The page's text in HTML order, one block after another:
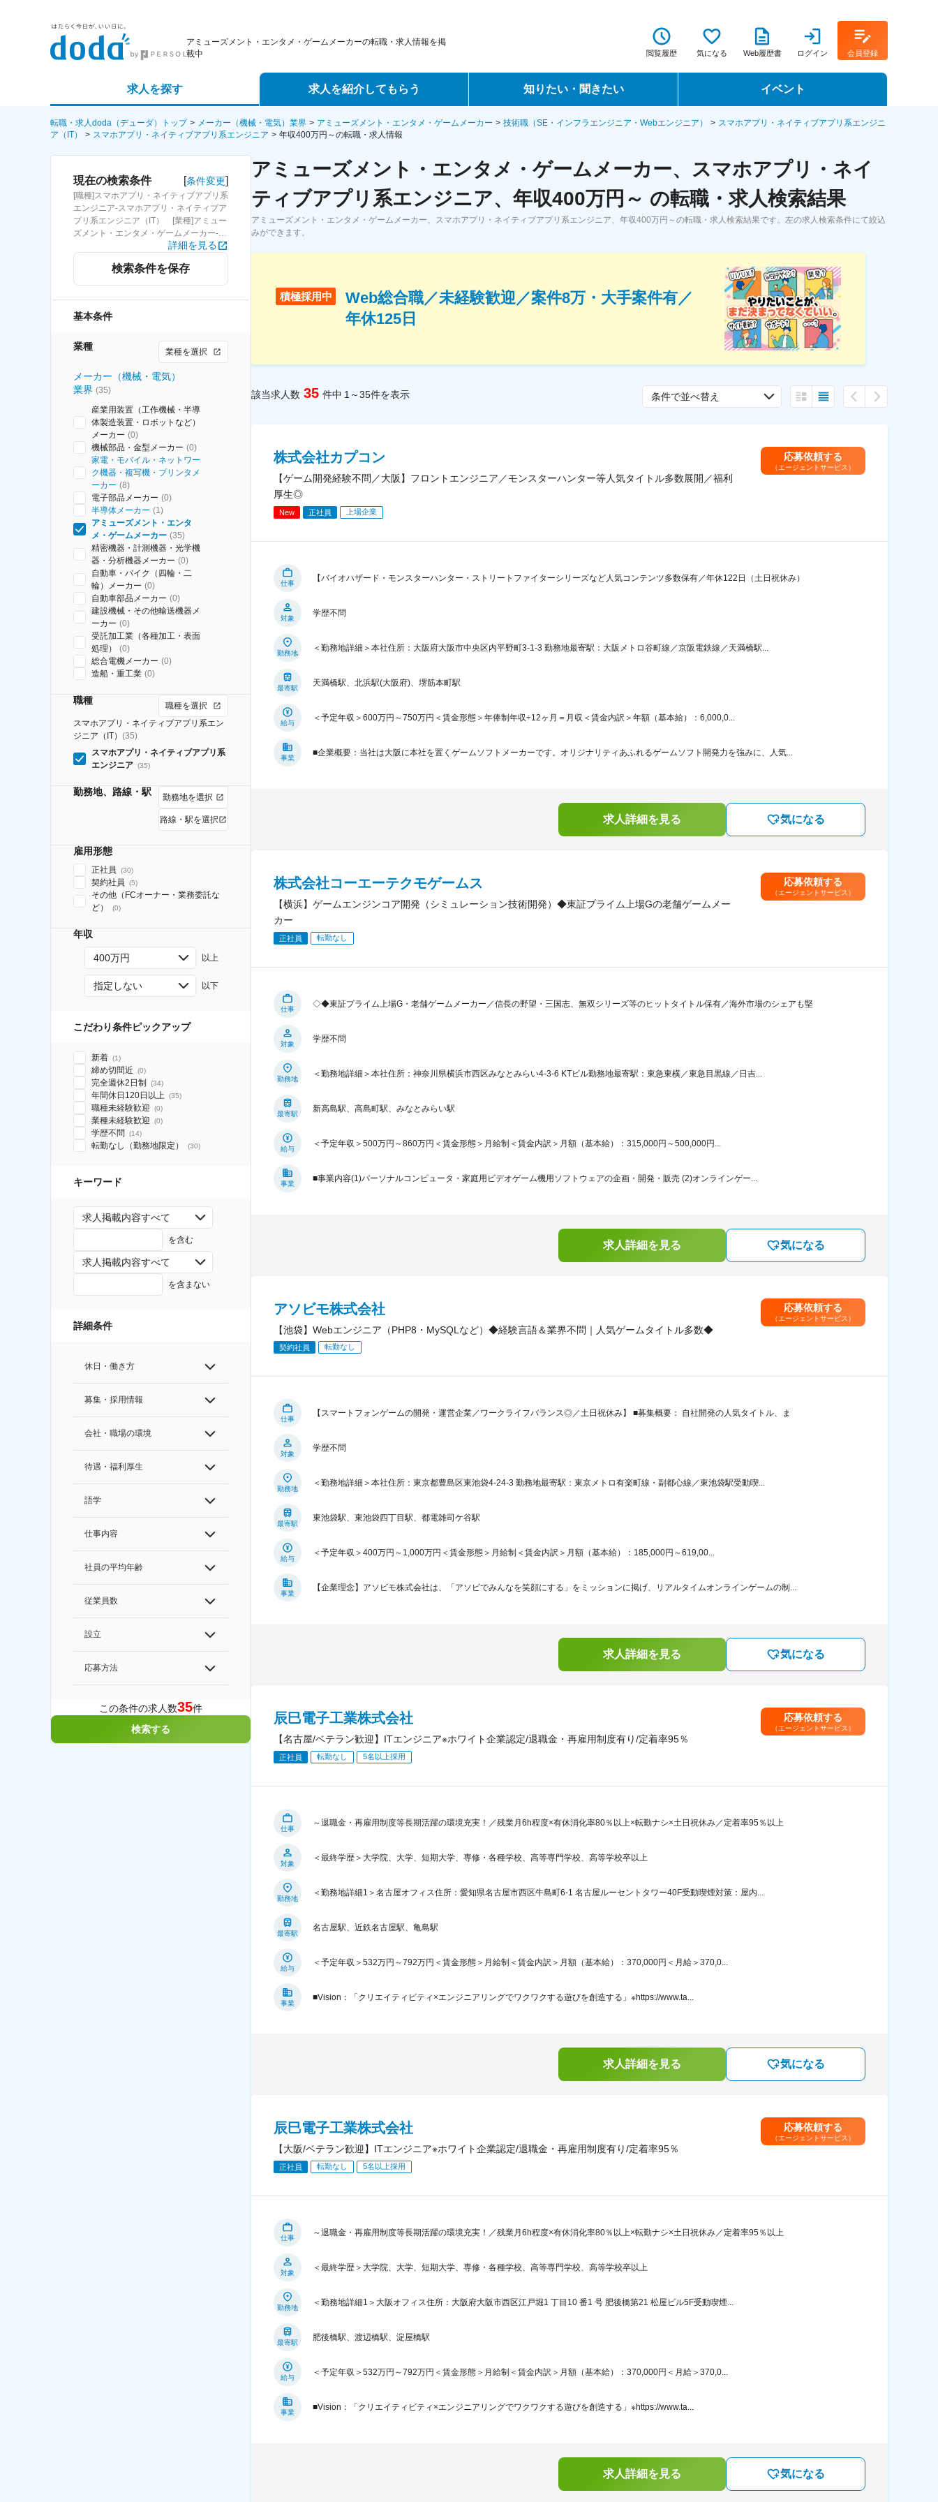
アミューズメント・エンタメ・ゲームメーカーの転職・求人情報を掲
載中
閲覧履歴 気になる Web履歴書 ログイン 会員登録
求人を探す
詳細条件から探す
新着求人から探す
求人特集から探す
求人を紹介してもらう
エージェントサービス
スカウトサービス
パートナーエージェントサービス
知りたい・聞きたい
転職ノウハウ
データで見る転職
コラム・インタビュー
転職Q&A
イベント
転職イベント・転職セミナー
転職セミナー動画
転職・求人doda（デューダ）トップ メーカー（機械・電気）業界 アミューズメント・エンタメ・ゲームメーカー 技術職（SE・インフラエンジニア・Webエンジニア）
スマホアプリ・ネイティブアプリ系エンジニ
ア（IT）
スマホアプリ・ネイティブアプリ系エンジニア 年収400万円～の転職・求人情報
現在の検索条件 [条件変更]
[職種]スマホアプリ・ネイティブアプリ系
エンジニア-スマホアプリ・ネイティブア
プリ系エンジニア（IT） [業種]アミュー
ズメント・エンタメ・ゲームメーカー-メ
ーカー（機械・電気）業界 [年収]400万
円～
詳細を見る
検索条件を保存
基本条件
業種 業種を選択
メーカー（機械・電気）
業界 (35)
産業用装置（工作機械・半導
体製造装置・ロボットなど）
メーカー (0)
機械部品・金型メーカー (0)
家電・モバイル・ネットワー
ク機器・複写機・プリンタメ
ーカー (8)
電子部品メーカー (0)
半導体メーカー (1)
アミューズメント・エンタ
メ・ゲームメーカー (35)
精密機器・計測機器・光学機
器・分析機器メーカー (0)
自動車・バイク（四輪・二
輪）メーカー (0)
自動車部品メーカー (0)
建設機械・その他輸送機器メ
ーカー (0)
受託加工業（各種加工・表面
処理）
(0)
総合電機メーカー (0)
造船・重工業 (0)
職種
職種を選択
スマホアプリ・ネイティブアプリ系エン
ジニア（IT） (35)
スマホアプリ・ネイティブアプリ系
エンジニア (35)
勤務地、路線・駅 勤務地を選択
路線・駅を選択
雇用形態
正社員 (30)
契約社員 (5)
その他（FCオーナー・業務委託な
ど）
(0)
年収
400万円 以上
指定しない 以下
こだわり条件ピックアップ
新着 (1)
締め切間近 (0)
完全週休2日制 (34)
年間休日120日以上 (35)
職種未経験歓迎 (0)
業種未経験歓迎 (0)
学歴不問 (14)
転勤なし（勤務地限定） (30)
キーワード
求人掲載内容すべて
を含む
求人掲載内容すべて
を含まない
詳細条件
休日・働き方
募集・採用情報
会社・職場の環境
待遇・福利厚生
語学
仕事内容
社員の平均年齢
従業員数
設立
応募方法
この条件の求人数35件
検索する
アミューズメント・エンタメ・ゲームメーカー、スマホアプリ・ネイ
ティブアプリ系エンジニア、年収400万円～ の転職・求人検索結果
アミューズメント・エンタメ・ゲームメーカー、スマホアプリ・ネイティブアプリ系エンジニア、年収400万円～の転職・求人検索結果です。左の求人検索条件にて絞込
みができます。
積極採用中
Web総合職／未経験歓迎／案件8万・大手案件有／
年休125日
該当求人数 35 件中 1～35件を表示 条件で並べ替え
株式会社カプコン
【ゲーム開発経験不問／大阪】フロントエンジニア／モンスターハンター等人気タイトル多数展開／福利
厚生◎
New 正社員 上場企業
応募依頼する
（エージェントサービス）
仕事
【バイオハザード・モンスターハンター・ストリートファイターシリーズなど人気コンテンツ多数保有／年休122日（土日祝休み）
対象
学歴不問
勤務地
＜勤務地詳細＞本社住所：大阪府大阪市中央区内平野町3-1-3 勤務地最寄駅：大阪メトロ谷町線／京阪電鉄線／天満橋駅...
最寄駅
天満橋駅、北浜駅(大阪府)、堺筋本町駅
給与
＜予定年収＞600万円～750万円＜賃金形態＞年俸制年収÷12ヶ月＝月収＜賃金内訳＞年額（基本給）：6,000,0...
事業
■企業概要：当社は大阪に本社を置くゲームソフトメーカーです。オリジナリティあふれるゲームソフト開発力を強みに、人気...
求人詳細を見る 気になる
株式会社コーエーテクモゲームス
【横浜】ゲームエンジンコア開発（シミュレーション技術開発）◆東証プライム上場Gの老舗ゲームメー
カー
正社員 転勤なし
応募依頼する
（エージェントサービス）
仕事
◇◆東証プライム上場G・老舗ゲームメーカー／信長の野望・三国志、無双シリーズ等のヒットタイトル保有／海外市場のシェアも堅
対象
学歴不問
勤務地
＜勤務地詳細＞本社住所：神奈川県横浜市西区みなとみらい4-3-6 KTビル勤務地最寄駅：東急東横／東急目黒線／日吉...
最寄駅
新高島駅、高島町駅、みなとみらい駅
給与
＜予定年収＞500万円～860万円＜賃金形態＞月給制＜賃金内訳＞月額（基本給）：315,000円～500,000円...
事業
■事業内容(1)パーソナルコンピュータ・家庭用ビデオゲーム機用ソフトウェアの企画・開発・販売 (2)オンラインゲー...
求人詳細を見る 気になる
アソビモ株式会社
【池袋】Webエンジニア（PHP8・MySQLなど）◆経験言語＆業界不問｜人気ゲームタイトル多数◆
契約社員 転勤なし
応募依頼する
（エージェントサービス）
仕事
【スマートフォンゲームの開発・運営企業／ワークライフバランス◎／土日祝休み】 ■募集概要： 自社開発の人気タイトル、ま
対象
学歴不問
勤務地
＜勤務地詳細＞本社住所：東京都豊島区東池袋4-24-3 勤務地最寄駅：東京メトロ有楽町線・副都心線／東池袋駅受動喫...
最寄駅
東池袋駅、東池袋四丁目駅、都電雑司ケ谷駅
給与
＜予定年収＞400万円～1,000万円＜賃金形態＞月給制＜賃金内訳＞月額（基本給）：185,000円～619,00...
事業
【企業理念】アソビモ株式会社は、「アソビでみんなを笑顔にする」をミッションに掲げ、リアルタイムオンラインゲームの制...
求人詳細を見る 気になる
辰巳電子工業株式会社
【名古屋/ベテラン歓迎】ITエンジニア※ホワイト企業認定/退職金・再雇用制度有り/定着率95％
正社員 転勤なし 5名以上採用
応募依頼する
（エージェントサービス）
仕事
～退職金・再雇用制度等長期活躍の環境充実！／残業月6h程度×有休消化率80％以上×転勤ナシ×土日祝休み／定着率95％以上
対象
＜最終学歴＞大学院、大学、短期大学、専修・各種学校、高等専門学校、高等学校卒以上
勤務地
＜勤務地詳細1＞名古屋オフィス住所：愛知県名古屋市西区牛島町6-1 名古屋ルーセントタワー40F受動喫煙対策：屋内...
最寄駅
名古屋駅、近鉄名古屋駅、亀島駅
給与
＜予定年収＞532万円～792万円＜賃金形態＞月給制＜賃金内訳＞月額（基本給）：370,000円＜月給＞370,0...
事業
■Vision：「クリエイティビティ×エンジニアリングでワクワクする遊びを創造する」※https://www.ta...
求人詳細を見る 気になる
辰巳電子工業株式会社
【大阪/ベテラン歓迎】ITエンジニア※ホワイト企業認定/退職金・再雇用制度有り/定着率95％
正社員 転勤なし 5名以上採用
応募依頼する
（エージェントサービス）
仕事
～退職金・再雇用制度等長期活躍の環境充実！／残業月6h程度×有休消化率80％以上×転勤ナシ×土日祝休み／定着率95％以上
対象
＜最終学歴＞大学院、大学、短期大学、専修・各種学校、高等専門学校、高等学校卒以上
勤務地
＜勤務地詳細1＞大阪オフィス住所：大阪府大阪市西区江戸堀1 丁目10 番1 号 肥後橋第21 松屋ビル5F受動喫煙...
最寄駅
肥後橋駅、渡辺橋駅、淀屋橋駅
給与
＜予定年収＞532万円～792万円＜賃金形態＞月給制＜賃金内訳＞月額（基本給）：370,000円＜月給＞370,0...
事業
■Vision：「クリエイティビティ×エンジニアリングでワクワクする遊びを創造する」※https://www.ta...
求人詳細を見る 気になる